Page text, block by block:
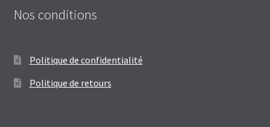
Nos conditions
Politique de confidentialité
Politique de retours